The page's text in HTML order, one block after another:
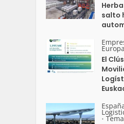
salto
Europa
El
•